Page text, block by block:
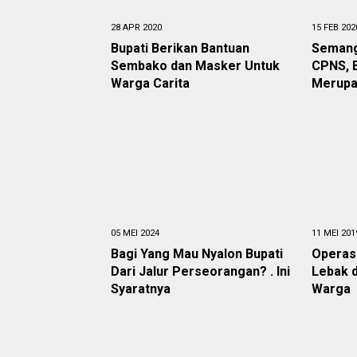
28 APR 2020
Bupati Berikan Bantuan
Sembako dan Masker Untuk
Warga Carita
15 FEB
CPNS,
05 MEI 2024
Bagi Yang Mau Nyalon Bupati
Dari Jalur Perseorangan? . Ini
Syaratnya
11 MEI
Lebak
Warga